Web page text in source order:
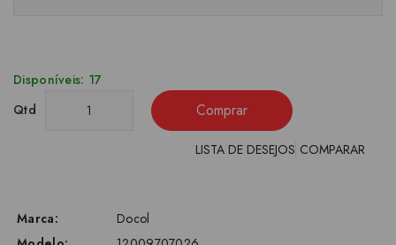
Disponíveis: 17
Qtd
Comprar
LISTA DE DESEJOS COMPARAR
Marca:
Docol